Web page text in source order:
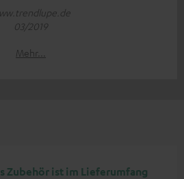
03/2019
Mehr...
Zubehör ist im Lieferumfang